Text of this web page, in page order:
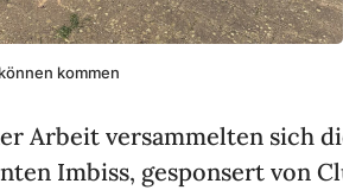
kommen
Arbeit versam­melten sich
Imbiss, gespon­sert von